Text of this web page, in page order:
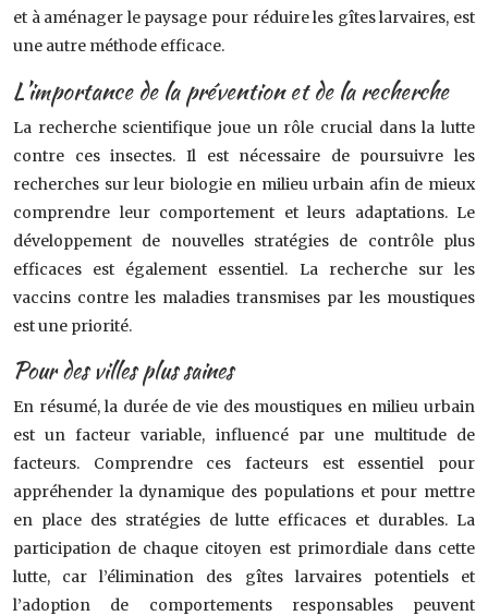
et à aménager le paysage pour réduire les gîtes larvaires, est
une autre méthode efficace.
L’importance de la prévention et de la recherche
La recherche scientifique joue un rôle crucial dans la lutte
contre ces insectes. Il est nécessaire de poursuivre les
recherches sur leur biologie en milieu urbain afin de mieux
comprendre leur comportement et leurs adaptations. Le
développement de nouvelles stratégies de contrôle plus
efficaces est également essentiel. La recherche sur les
vaccins contre les maladies transmises par les moustiques
est une priorité.
Pour des villes plus saines
En résumé, la durée de vie des moustiques en milieu urbain
est un facteur variable, influencé par une multitude de
facteurs. Comprendre ces facteurs est essentiel pour
appréhender la dynamique des populations et pour mettre
en place des stratégies de lutte efficaces et durables. La
participation de chaque citoyen est primordiale dans cette
lutte, car l’élimination des gîtes larvaires potentiels et
l’adoption de comportements responsables peuvent